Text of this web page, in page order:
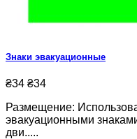
Знаки эвакуационные
₴34 ₴34
Размещение:
эвакуационными
дви.....